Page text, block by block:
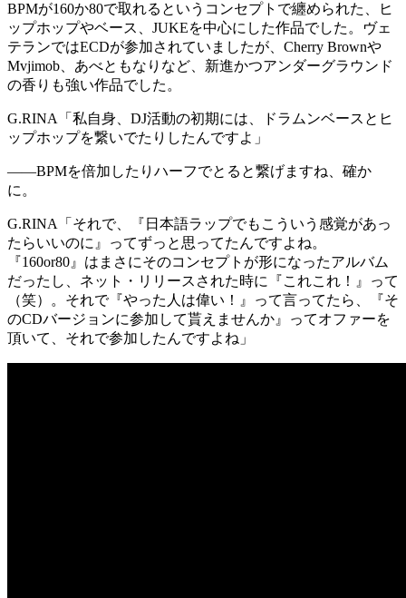
BPMが160か80で取れるというコンセプトで纏められた、ヒ
ップホップやベース、JUKEを中心にした作品でした。ヴェ
テランではECDが参加されていましたが、Cherry Brownや
Mvjimob、あべともなりなど、新進かつアンダーグラウンド
の香りも強い作品でした。
G.RINA
「私自身、DJ活動の初期には、ドラムンベースとヒ
ップホップを繋いでたりしたんですよ」
——BPMを倍加したりハーフでとると繋げますね、確か
に。
G.RINA
「それで、『日本語ラップでもこういう感覚があっ
たらいいのに』ってずっと思ってたんですよね。
『160or80』はまさにそのコンセプトが形になったアルバム
だったし、ネット・リリースされた時に『これこれ！』って
（笑）。それで『やった人は偉い！』って言ってたら、『そ
のCDバージョンに参加して貰えませんか』ってオファーを
頂いて、それで参加したんですよね」